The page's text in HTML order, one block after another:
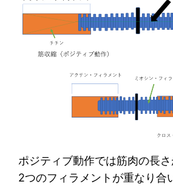
ポジティブ動作では筋肉の長さ
2つのフィラメントが重なり合